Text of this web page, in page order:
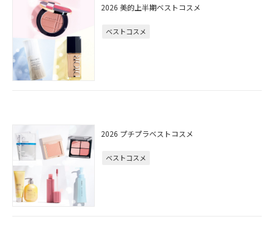
2026 美的上半期ベストコスメ
ベストコスメ
2026 プチプラベストコスメ
ベストコスメ